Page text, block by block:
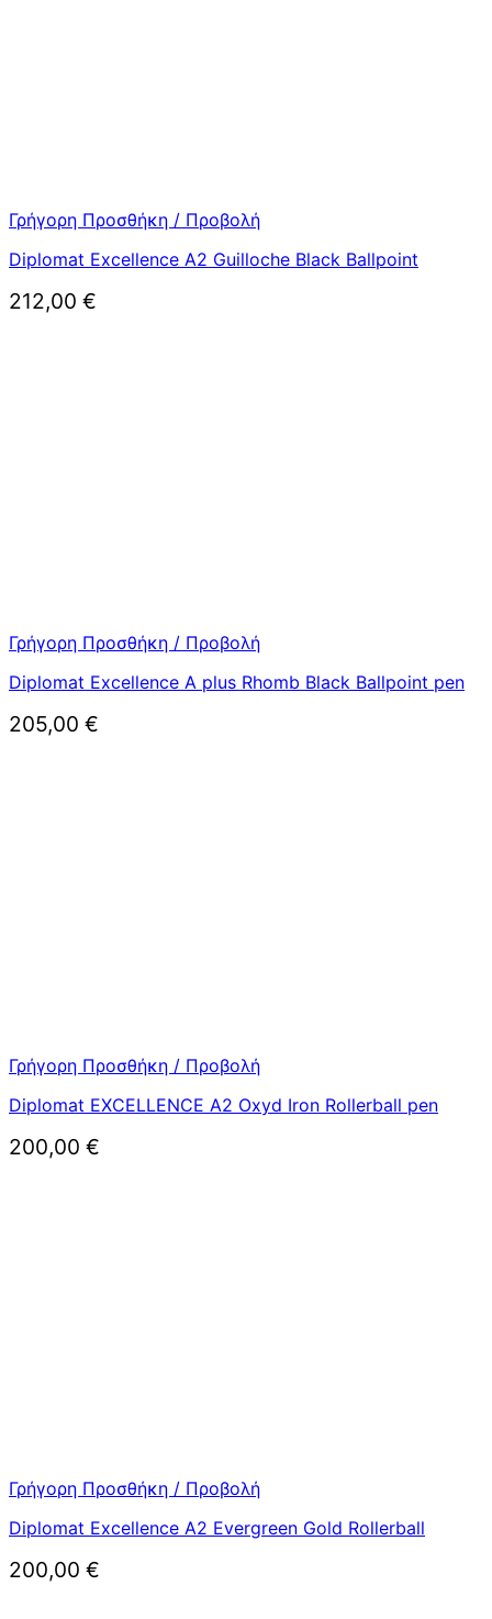
Γρήγορη Προσθήκη / Προβολή
Diplomat Excellence A2 Guilloche Black Ballpoint
212,00 €
Γρήγορη Προσθήκη / Προβολή
Diplomat Excellence A plus Rhomb Black Ballpoint pen
205,00 €
Γρήγορη Προσθήκη / Προβολή
Diplomat EXCELLENCE A2 Oxyd Iron Rollerball pen
200,00 €
Γρήγορη Προσθήκη / Προβολή
Diplomat Excellence A2 Evergreen Gold Rollerball
200,00 €